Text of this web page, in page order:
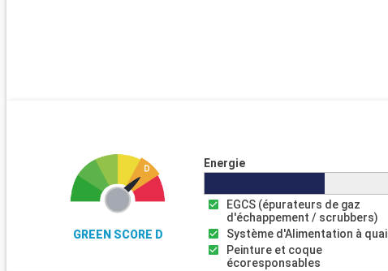
GREEN SCORE D
Energie
EGCS (épurateurs de gaz
d'échappement / scrubbers)
Système d'Alimentation à quai
Peinture et coque
écoresponsables